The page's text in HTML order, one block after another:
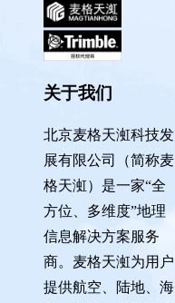
关于我们
北京麦格天渱科技发
展有限公司（简称麦
格天渱）是一家“全
方位、多维度”地理
信息解决方案服务
商。麦格天渱为用户
提供航空、陆地、海